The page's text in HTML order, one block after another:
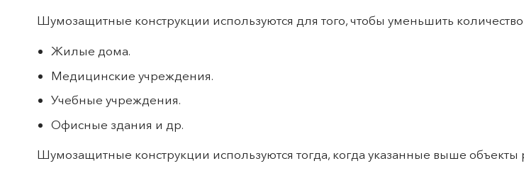
Шумозащитные конструкции используются для того, чтобы уменьшить
Жилые дома.
Медицинские учреждения.
Учебные учреждения.
Офисные здания и др.
Шумозащитные конструкции используются тогда, когда указанные выше объекты